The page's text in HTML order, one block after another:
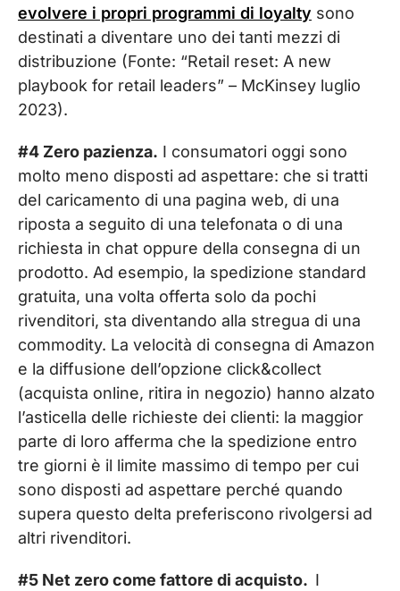
evolvere i propri programmi di loyalty sono
destinati a diventare uno dei tanti mezzi di
distribuzione (Fonte: “Retail reset: A new
playbook for retail leaders” – McKinsey luglio
2023).
#4 Zero pazienza. I consumatori oggi sono
molto meno disposti ad aspettare: che si tratti
del caricamento di una pagina web, di una
riposta a seguito di una telefonata o di una
richiesta in chat oppure della consegna di un
prodotto. Ad esempio, la spedizione standard
gratuita, una volta offerta solo da pochi
rivenditori, sta diventando alla stregua di una
commodity. La velocità di consegna di Amazon
e la diffusione dell’opzione click&collect
(acquista online, ritira in negozio) hanno alzato
l’asticella delle richieste dei clienti: la maggior
parte di loro afferma che la spedizione entro
tre giorni è il limite massimo di tempo per cui
sono disposti ad aspettare perché quando
supera questo delta preferiscono rivolgersi ad
altri rivenditori.
#5 Net zero come fattore di acquisto. I